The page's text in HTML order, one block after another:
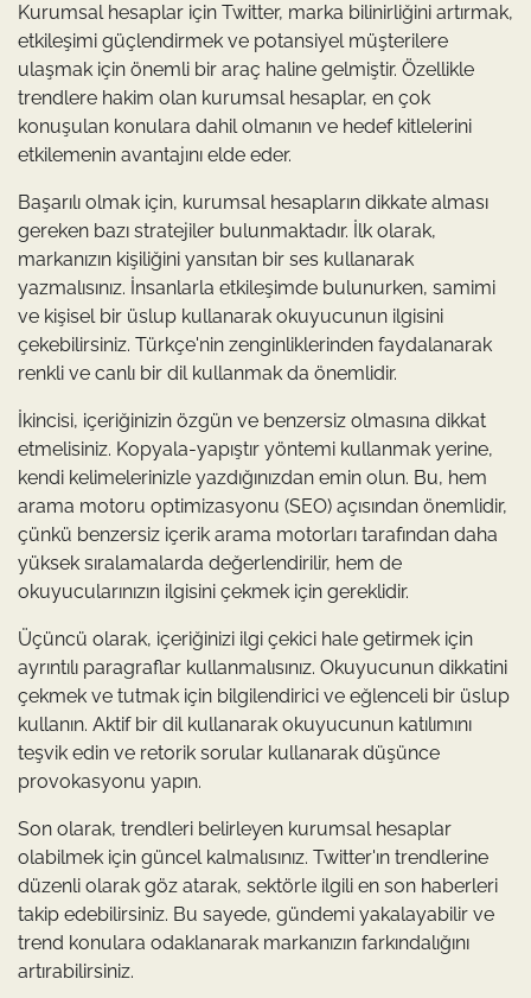
Kurumsal hesaplar için Twitter, marka bilinirliğini artırmak,
etkileşimi güçlendirmek ve potansiyel müşterilere
ulaşmak için önemli bir araç haline gelmiştir. Özellikle
trendlere hakim olan kurumsal hesaplar, en çok
konuşulan konulara dahil olmanın ve hedef kitlelerini
etkilemenin avantajını elde eder.
Başarılı olmak için, kurumsal hesapların dikkate alması
gereken bazı stratejiler bulunmaktadır. İlk olarak,
markanızın kişiliğini yansıtan bir ses kullanarak
yazmalısınız. İnsanlarla etkileşimde bulunurken, samimi
ve kişisel bir üslup kullanarak okuyucunun ilgisini
çekebilirsiniz. Türkçe'nin zenginliklerinden faydalanarak
renkli ve canlı bir dil kullanmak da önemlidir.
İkincisi, içeriğinizin özgün ve benzersiz olmasına dikkat
etmelisiniz. Kopyala-yapıştır yöntemi kullanmak yerine,
kendi kelimelerinizle yazdığınızdan emin olun. Bu, hem
arama motoru optimizasyonu (SEO) açısından önemlidir,
çünkü benzersiz içerik arama motorları tarafından daha
yüksek sıralamalarda değerlendirilir, hem de
okuyucularınızın ilgisini çekmek için gereklidir.
Üçüncü olarak, içeriğinizi ilgi çekici hale getirmek için
ayrıntılı paragraflar kullanmalısınız. Okuyucunun dikkatini
çekmek ve tutmak için bilgilendirici ve eğlenceli bir üslup
kullanın. Aktif bir dil kullanarak okuyucunun katılımını
teşvik edin ve retorik sorular kullanarak düşünce
provokasyonu yapın.
Son olarak, trendleri belirleyen kurumsal hesaplar
olabilmek için güncel kalmalısınız. Twitter'ın trendlerine
düzenli olarak göz atarak, sektörle ilgili en son haberleri
takip edebilirsiniz. Bu sayede, gündemi yakalayabilir ve
trend konulara odaklanarak markanızın farkındalığını
artırabilirsiniz.